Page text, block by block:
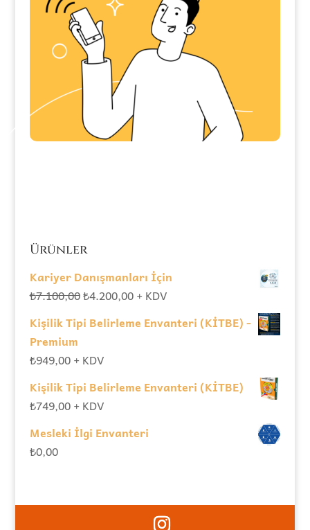
Ürünler
Kariyer Danışmanları İçin
₺7.100,00Orijinal
₺7.100,00.
₺4.200,00Şu
fiyat:
+ KDV
Kişilik Tipi Belirleme Envanteri (KİTBE) -
Premium
₺949,00 + KDV
Kişilik Tipi Belirleme Envanteri (KİTBE)
₺749,00 + KDV
Mesleki İlgi Envanteri
₺0,00